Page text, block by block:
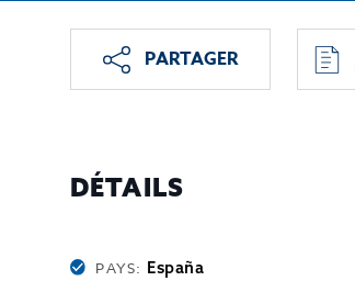
PARTAGER
DÉTAILS
PAYS: España